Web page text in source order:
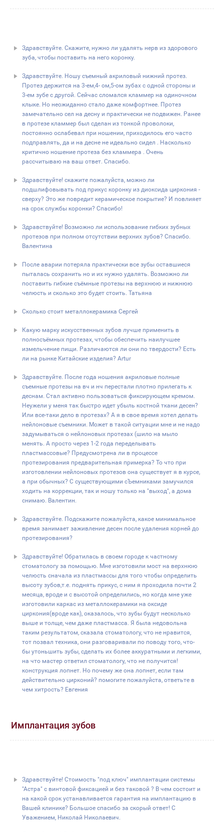
Здравствуйте. Скажите, нужно ли удалять нерв из здорового
зуба, чтобы поставить на него коронку.
Здравствуйте. Ношу съемный акриловый нижний протез.
Протез держится на 3-ем,4- ом,5-ом зубах с одной стороны и
3-ем зубе с другой. Сейчас сломался кламмер на одиночном
клыке. Но неожиданно стало даже комфортнее. Протез
замечательно сел на десну и практически не подвижен. Ранее
в протезе кламмер был сделан из тонкой проволоки,
постоянно ослабевал при ношении, приходилось его часто
подправлять, да и на десне не идеально сидел . Насколько
критично ношение протеза без кламмера . Очень
рассчитываю на ваш ответ. Спасибо.
Здравствуйте! скажите пожалуйста, можно ли
подшлифовывать под прикус коронку из диоксида циркония -
сверху? Это же повредит керамическое покрытие? И повлияет
на срок службы коронки? Спасибо!
Здравствуйте! Возможно ли использование гибких зубных
протезов при полном отсутствии верхних зубов? Спасибо.
Валентина
После аварии потеряла практически все зубы оставшиеся
пыталась сохранить но и их нужно удалять. Возможно ли
поставить гибкие съёмные протезы на верхнюю и нижнюю
челюсть и сколько это будет стоить. Татьяна
Сколько стоит металлокерамика Сергей
Какую марку искусственных зубов лучше применить в
полносъёмных протезах, чтобы обеспечить наилучшее
измельчение пищи. Различаются ли они по твердости? Есть
ли на рынке Китайские изделия? Artur
Здравствуйте. После года ношения акриловые полные
съемные протезы на вч и нч перестали плотно прилегать к
деснам. Стал активно пользоваться фиксирующем кремом.
Неужели у меня так быстро идет убыль костной ткани десен?
Или все-таки дело в протезах? А я в свое время хотел делать
нейлоновые съемники. Может в такой ситуации мне и не надо
задумываться о нейлоновых протезах (шило на мыло
менять. А просто через 1-2 года переделывать
пластмассовые? Предусмотрена ли в процессе
протезирования предварительная примерка? То что при
изготовлении нейлоновых протезов она существует я в курсе,
а при обычных? С существующими сЪемниками замучился
ходить на коррекции, так и ношу только на "выход", а дома
снимаю. Валентин.
Здравствуйте. Подскажите пожалуйста, какое минимальное
время занимает заживление десен после удаления корней до
протезирования?
Здравствуйте! Обратилась в своем городе к частному
стоматологу за помощью. Мне изготовили мост на верхнюю
челюсть сначала из пластмассы для того чтобы определить
высоту зубов,т.е. поднять прикус, с ним я проходила почти 2
месяца, вроде и с высотой определились, но когда мне уже
изготовили каркас из металлокерамики на оксиде
циркония(вроде как), оказалось, что зубы будут несколько
выше и толще, чем даже пластмасса. Я была недовольна
таким результатом, сказала стоматологу, что не нравится,
тот позвал техника, они разговаривали по поводу того, что-
бы утоньшить зубы, сделать их более аккуратными и легкими,
на что мастер ответил стоматологу, что не получится!
конструкция лопнет. Но почему же она лопнет, если там
действительно цирконий? помогите пожалуйста, ответьте в
чем хитрость? Евгения
Имплантация зубов
Здравствуйте! Стоимость "под ключ" имплантации системы
"Астра" с винтовой фиксацией и без таковой ? В чем состоит и
на какой срок устанавливается гарантия на имплантацию в
Вашей клинике? Большое спасибо за скорый ответ! С
Уважением, Николай Николаевич.